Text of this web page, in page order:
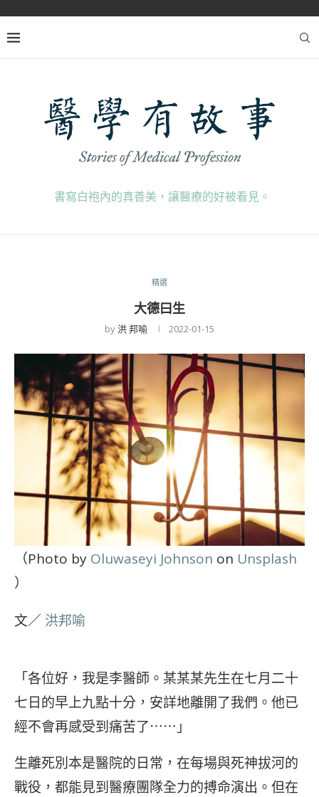
書寫白袍內的真善美，讓醫療的好被看見。
精選
大德曰生
by洪 邦喻 2022-01-15
（Photo by Oluwaseyi Johnson on Unsplash
）
文／ 洪邦喻
「各位好，我是李醫師。某某某先生在七月二十
七日的早上九點十分，安詳地離開了我們。他已
經不會再感受到痛苦了⋯⋯」
生離死別本是醫院的日常，在每場與死神拔河的
戰役，都能見到醫療團隊全力的搏命演出。但在